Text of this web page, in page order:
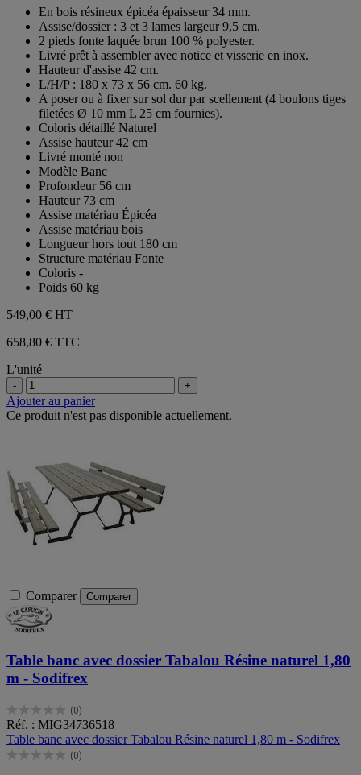
étoiles.
En bois résineux épicéa épaisseur 34 mm.
Assise/dossier : 3 et 3 lames largeur 9,5 cm.
2 pieds fonte laquée brun 100 % polyester.
Livré prêt à assembler avec notice et visserie en inox.
Hauteur d'assise 42 cm.
L/H/P : 180 x 73 x 56 cm. 60 kg.
A poser ou à fixer sur sol dur par scellement (4 boulons tiges
filetées Ø 10 mm L 25 cm fournies).
Coloris détaillé Naturel
Assise hauteur 42 cm
Livré monté non
Modèle Banc
Profondeur 56 cm
Hauteur 73 cm
Assise matériau Épicéa
Assise matériau bois
Longueur hors tout 180 cm
Structure matériau Fonte
Coloris -
Poids 60 kg
549,00 € HT
658,80 € TTC
L'unité
- +
Ajouter au panier
Ce produit n'est pas disponible actuellement.
Comparer Comparer
Table banc avec dossier Tabalou Résine naturel 1,80
m - Sodifrex
(0)
0.0
sur
5
étoiles.
Réf. : MIG34736518
Table banc avec dossier Tabalou Résine naturel 1,80 m - Sodifrex
(0)
0.0